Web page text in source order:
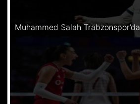
Muhammed Salah Trabzonspor’da